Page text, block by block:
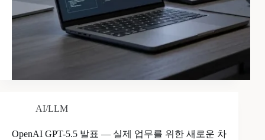
AI/LLM
OpenAI GPT-5.5 발표 — 실제 업무를 위한 새로운 차